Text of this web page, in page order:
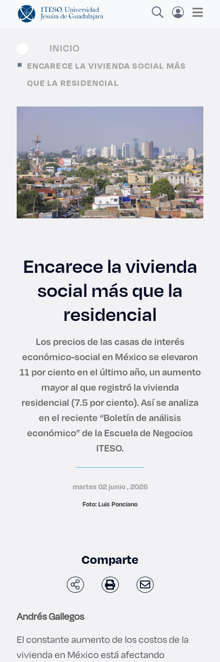
Explora sitios web, programas académicos,
actividades y noticias
Enlaces de interés
Derecho
Lo más buscado
Carreras
INICIO
ENCARECE LA VIVIENDA SOCIAL MÁS
QUE LA RESIDENCIAL
Encarece la vivienda
social más que la
residencial
Los precios de las casas de interés
económico-social en México se elevaron
11 por ciento en el último año, un aumento
mayor al que registró la vivienda
residencial (7.5 por ciento). Así se analiza
en el reciente “Boletín de análisis
económico” de la Escuela de Negocios
ITESO.
martes 02 junio , 2026
Foto: Luis Ponciano
Comparte
Andrés Gallegos
El constante aumento de los costos de la
vivienda en México está afectando